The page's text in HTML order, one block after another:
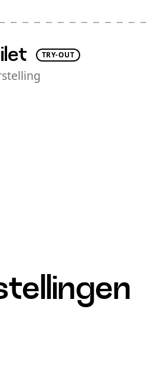
TRY-OUT